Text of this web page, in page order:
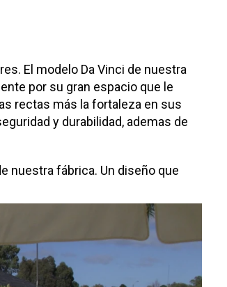
El modelo Da Vinci de nuestra
por su gran espacio que le
rectas más la fortaleza en sus
y durabilidad, ademas de
nuestra fábrica. Un diseño que